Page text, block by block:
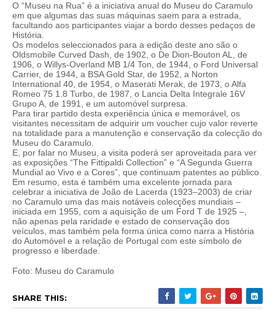
O “Museu na Rua” é a iniciativa anual do Museu do Caramulo
em que algumas das suas máquinas saem para a estrada,
facultando aos participantes viajar a bordo desses pedaços de
História.
Os modelos seleccionados para a edição deste ano são o
Oldsmobile Curved Dash, de 1902, o De Dion-Bouton AL, de
1906, o Willys-Overland MB 1/4 Ton, de 1944, o Ford Universal
Carrier, de 1944, a BSA Gold Star, de 1952, a Norton
International 40, de 1954, o Maserati Merak, de 1973, o Alfa
Romeo 75 1.8 Turbo, de 1987, o Lancia Delta Integrale 16V
Grupo A, de 1991, e um automóvel surpresa.
Para tirar partido desta experiência única e memorável, os
visitantes necessitam de adquirir um voucher cujo valor reverte
na totalidade para a manutenção e conservação da colecção do
Museu do Caramulo.
E, por falar no Museu, a visita poderá ser aproveitada para ver
as exposições “The Fittipaldi Collection” e “A Segunda Guerra
Mundial ao Vivo e a Cores”, que continuam patentes ao público.
Em resumo, esta é também uma excelente jornada para
celebrar a iniciativa de João de Lacerda (1923–2003) de criar
no Caramulo uma das mais notáveis colecções mundiais –
iniciada em 1955, com a aquisição de um Ford T de 1925 –,
não apenas pela raridade e estado de conservação dos
veículos, mas também pela forma única como narra a História
do Automóvel e a relação de Portugal com este símbolo de
progresso e liberdade.
Foto: Museu do Caramulo
SHARE THIS: